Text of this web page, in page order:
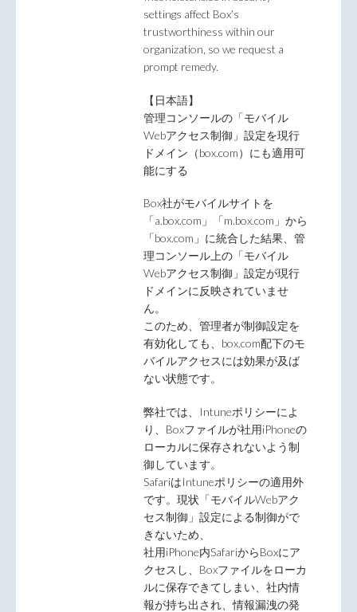
settings affect Box’s
trustworthiness within our
organization, so we request a
prompt remedy.
【日本語】
管理コンソールの「モバイル
Webアクセス制御」設定を現行
ドメイン（box.com）にも適用可
能にする
Box社がモバイルサイトを
「a.box.com」「m.box.com」から
「box.com」に統合した結果、管
理コンソール上の「モバイル
Webアクセス制御」設定が現行
ドメインに反映されていませ
ん。
このため、管理者が制御設定を
有効化しても、box.com配下のモ
バイルアクセスには効果が及ば
ない状態です。
弊社では、Intuneポリシーによ
り、Boxファイルが社用iPhoneの
ローカルに保存されないよう制
御しています。
SafariはIntuneポリシーの適用外
です。現状「モバイルWebアク
セス制御」設定による制御がで
きないため、
社用iPhone内SafariからBoxにア
クセスし、Boxファイルをローカ
ルに保存できてしまい、社内情
報が持ち出され、情報漏洩の発